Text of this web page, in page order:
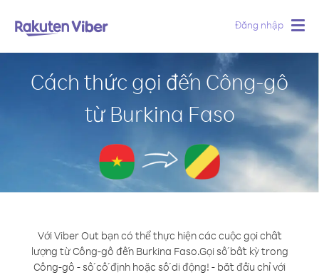
Đăng nhập
Cách thức gọi đến Công-gô
từ Burkina Faso
Với Viber Out bạn có thể thực hiện các cuộc gọi chất
lượng từ Công-gô đến Burkina Faso.Gọi số bất kỳ trong
Công-gô - số cố định hoặc số di động! - bắt đầu chỉ với